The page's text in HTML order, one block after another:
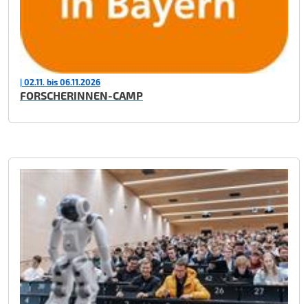
| 02.11. bis 06.11.2026
FORSCHERINNEN-CAMP